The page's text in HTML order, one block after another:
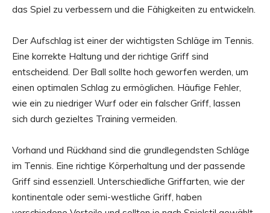
das Spiel zu verbessern und die Fähigkeiten zu entwickeln.
Der Aufschlag ist einer der wichtigsten Schläge im Tennis.
Eine korrekte Haltung und der richtige Griff sind
entscheidend. Der Ball sollte hoch geworfen werden, um
einen optimalen Schlag zu ermöglichen. Häufige Fehler,
wie ein zu niedriger Wurf oder ein falscher Griff, lassen
sich durch gezieltes Training vermeiden.
Vorhand und Rückhand sind die grundlegendsten Schläge
im Tennis. Eine richtige Körperhaltung und der passende
Griff sind essenziell. Unterschiedliche Griffarten, wie der
kontinentale oder semi-westliche Griff, haben